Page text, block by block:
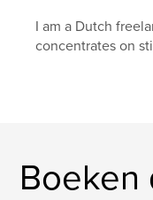
I am a Dutch
concentrates on
Boeken